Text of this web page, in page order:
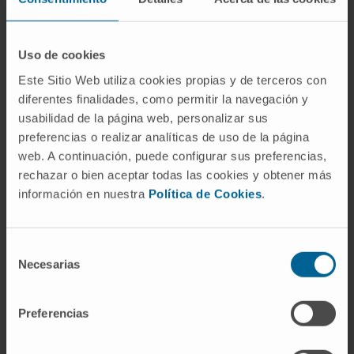
Uso de cookies
Este Sitio Web utiliza cookies propias y de terceros con
diferentes finalidades, como permitir la navegación y
usabilidad de la página web, personalizar sus
preferencias o realizar analíticas de uso de la página
web. A continuación, puede configurar sus preferencias,
rechazar o bien aceptar todas las cookies y obtener más
información en nuestra Política de Cookies.
Necesarias
Preferencias
recaídas tras una mastectomía se produce en los
colgajos de piel, de ahí la importancia de
conseguir una cirugía con márgenes negativos”,
señala laDra. Isabel Rubio, coordinadora del Área
de Cáncer de Mama del CCUN. Se trata de la
primera investigación al respecto, recogiendo
datos de 59 pacientes tratadas en la Clínica
durante 2020 y 2022.
comprueba que la ecografía intraoperatoria es
una técnica muy útil que los cirujanos de mama
positivos y evitar a las pacientes tratamientos